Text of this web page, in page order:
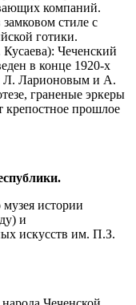
компаний.
стиле с
готики.
Чеченский
в конце 1920-х
Л. Ларионовым и А.
граненые эркеры
прошлое
истории
и
искусств им. П.З.